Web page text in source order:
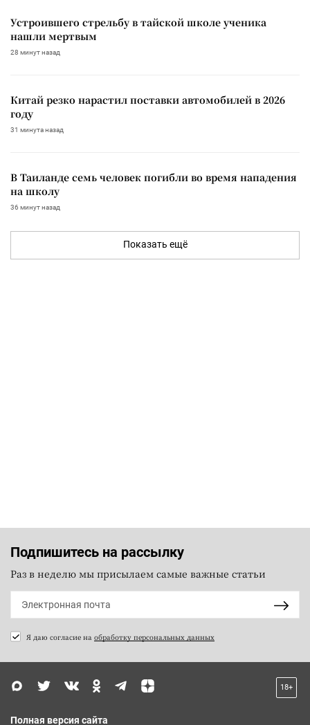
Устроившего стрельбу в тайской школе ученика
нашли мертвым
28 минут назад
Китай резко нарастил поставки автомобилей в 2026
году
31 минута назад
В Таиланде семь человек погибли во время нападения
на школу
36 минут назад
Показать ещё
Подпишитесь на рассылку
Раз в неделю мы присылаем самые важные статьи
Я даю согласие на обработку персональных данных
18+
Полная версия сайта